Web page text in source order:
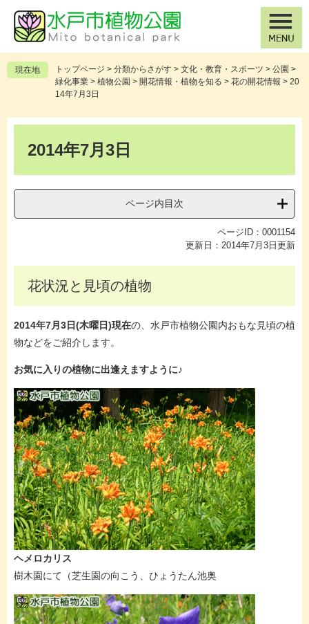
の
先
頭
ー
を
飛
現在地 トップページ > 分類からさがす > 文化・教育・スポーツ > 公園 >
緑化事業 > 植物公園 > 開花情報・植物を知る > 花の開花情報 > 20
14年7月3日
2014年7月3日
ページ内目次
ページID：0001154
更新日：2014年7月3日更新
花状況と見頃の植物
2014年7月3日(木曜日)現在の、水戸市植物公園内おもな見頃の植
物などをご紹介します。
お気に入りの植物に出逢えますように♪
ヘメロカリス
樹木園にて（芝生園の向こう、ひょうたん池奥